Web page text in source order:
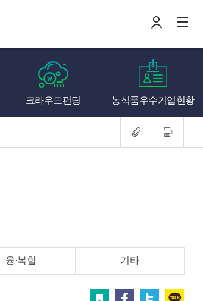
로 전
나의창업일지
크라우드펀딩 농식품우수기업현황
융·복합 기타
트위터 카카오